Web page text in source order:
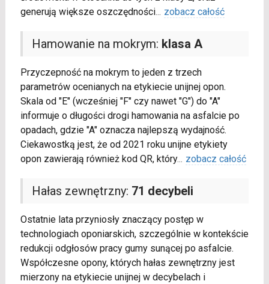
generują większe oszczędności... zobacz całość
Hamowanie na mokrym: klasa A
Przyczepność na mokrym to jeden z trzech
parametrów ocenianych na etykiecie unijnej opon.
Skala od "E" (wcześniej "F" czy nawet "G") do "A"
informuje o długości drogi hamowania na asfalcie po
opadach, gdzie "A" oznacza najlepszą wydajność.
Ciekawostką jest, że od 2021 roku unijne etykiety
opon zawierają również kod QR, który... zobacz całość
Hałas zewnętrzny: 71 decybeli
Ostatnie lata przyniosły znaczący postęp w
technologiach oponiarskich, szczególnie w kontekście
redukcji odgłosów pracy gumy sunącej po asfalcie.
Współczesne opony, których hałas zewnętrzny jest
mierzony na etykiecie unijnej w decybelach i